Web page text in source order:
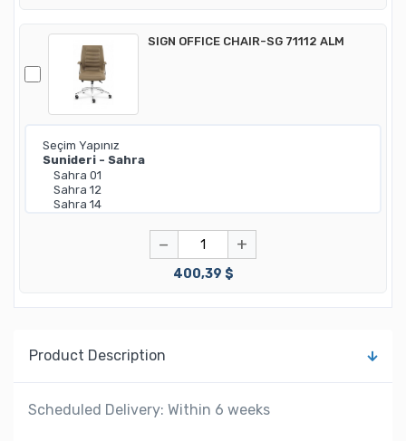
SIGN OFFICE CHAIR-SG 71112 ALM
− +
400,39 $
Product Description
Scheduled Delivery: Within 6 weeks